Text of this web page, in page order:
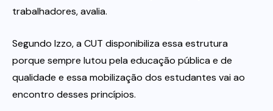
trabalhadores, avalia.
Segundo Izzo, a CUT disponibiliza essa estrutura
porque sempre lutou pela educação pública e de
qualidade e essa mobilização dos estudantes vai ao
encontro desses princípios.